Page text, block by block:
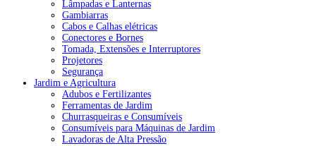
Lâmpadas e Lanternas
Gambiarras
Cabos e Calhas elétricas
Conectores e Bornes
Tomada, Extensões e Interruptores
Projetores
Segurança
Jardim e Agricultura
Adubos e Fertilizantes
Ferramentas de Jardim
Churrasqueiras e Consumíveis
Consumíveis para Máquinas de Jardim
Lavadoras de Alta Pressão